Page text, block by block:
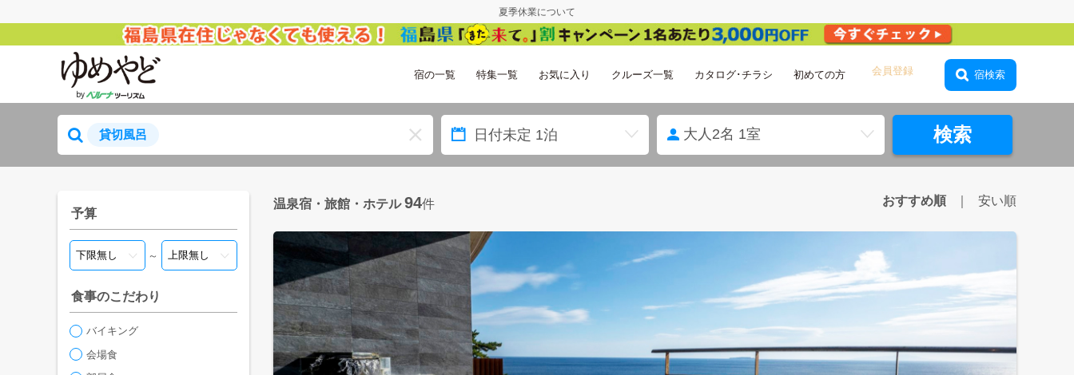
夏季休業について
宿の一覧 特集一覧 お気に入り クルーズ一覧 カタログ･チラシ 初めての方 ログイン 宿検索
貸切風呂 大人2名 1室 検索
予算
～
食事のこだわり
バイキング
会場食
温泉宿・旅館・ホテル94件 おすすめ順 安い順